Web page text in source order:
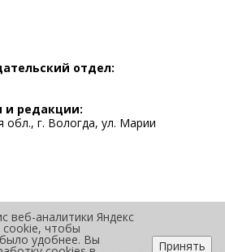
аналитический центр
160000, Вологодская обл., г.
д.10
Елена Григорьевна
персональных данных
использовании информации
cultinfo.ru обязательна.
за достоверность
в рекламных объявлениях.
отдел:
и редакции:
обл., г. Вологда, ул. Марии
веб-аналитики Яндекс
cookie, чтобы
удобнее. Вы Принять